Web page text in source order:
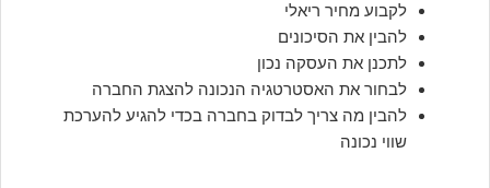
לקבוע מחיר ריאלי
להבין את הסיכונים
לתכנן את העסקה נכון
לבחור את האסטרטגיה הנכונה להצגת החברה
להבין מה צריך לבדוק בחברה בכדי להגיע להערכת
שווי נכונה